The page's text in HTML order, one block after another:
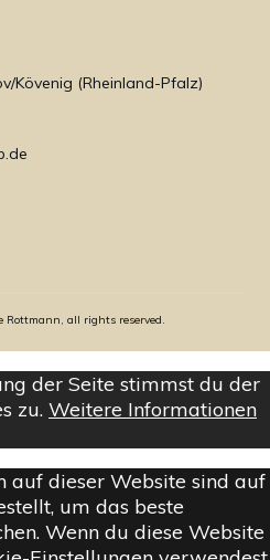
Kövenig (Rheinland-Pfalz)
Rottmann, all rights reserved.
der Seite stimmst du der
zu. Weitere Informationen
auf dieser Website sind auf
um das beste
Wenn du diese Website